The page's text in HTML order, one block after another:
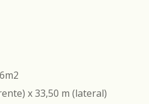
x 33,50 m (lateral)